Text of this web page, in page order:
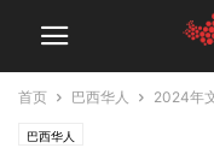
首页 巴西华人 2024年
巴西华人